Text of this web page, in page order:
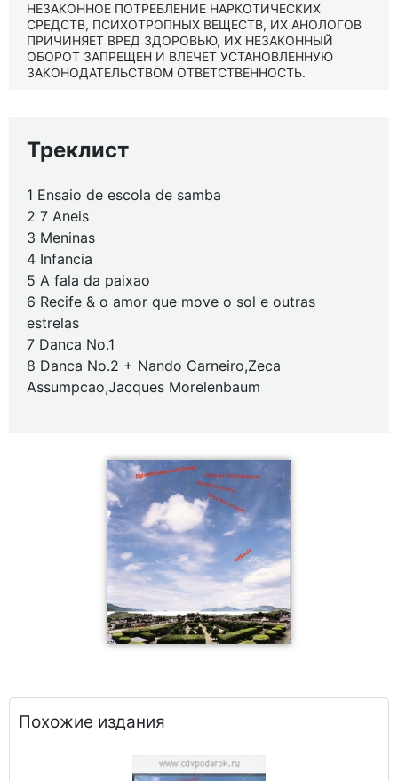
НЕЗАКОННОЕ ПОТРЕБЛЕНИЕ НАРКОТИЧЕСКИХ
СРЕДСТВ, ПСИХОТРОПНЫХ ВЕЩЕСТВ, ИХ АНОЛОГОВ
ПРИЧИНЯЕТ ВРЕД ЗДОРОВЬЮ, ИХ НЕЗАКОННЫЙ
ОБОРОТ ЗАПРЕЩЕН И ВЛЕЧЕТ УСТАНОВЛЕННУЮ
ЗАКОНОДАТЕЛЬСТВОМ ОТВЕТСТВЕННОСТЬ.
Треклист
1 Ensaio de escola de samba
2 7 Aneis
3 Meninas
4 Infancia
5 A fala da paixao
6 Recife & o amor que move o sol e outras
estrelas
7 Danca No.1
8 Danca No.2 + Nando Carneiro,Zeca
Assumpcao,Jacques Morelenbaum
Похожие издания